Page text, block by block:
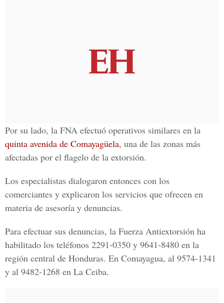
Por su lado, la FNA efectuó operativos similares en la
quinta avenida de Comayagüela, una de las zonas más
afectadas por el flagelo de la extorsión.
Los especialistas dialogaron entonces con los
comerciantes y explicaron los servicios que ofrecen en
materia de asesoría y denuncias.
Para efectuar sus denuncias, la Fuerza Antiextorsión ha
habilitado los teléfonos 2291-0350 y 9641-8480 en la
región central de Honduras. En Comayagua, al 9574-1341
y al 9482-1268 en La Ceiba.